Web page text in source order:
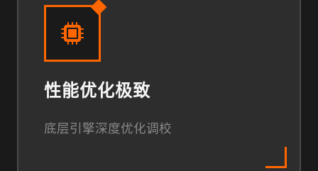
性能优化极致
底层引擎深度优化调校